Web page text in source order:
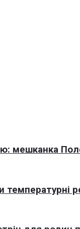
мешканка
температурні